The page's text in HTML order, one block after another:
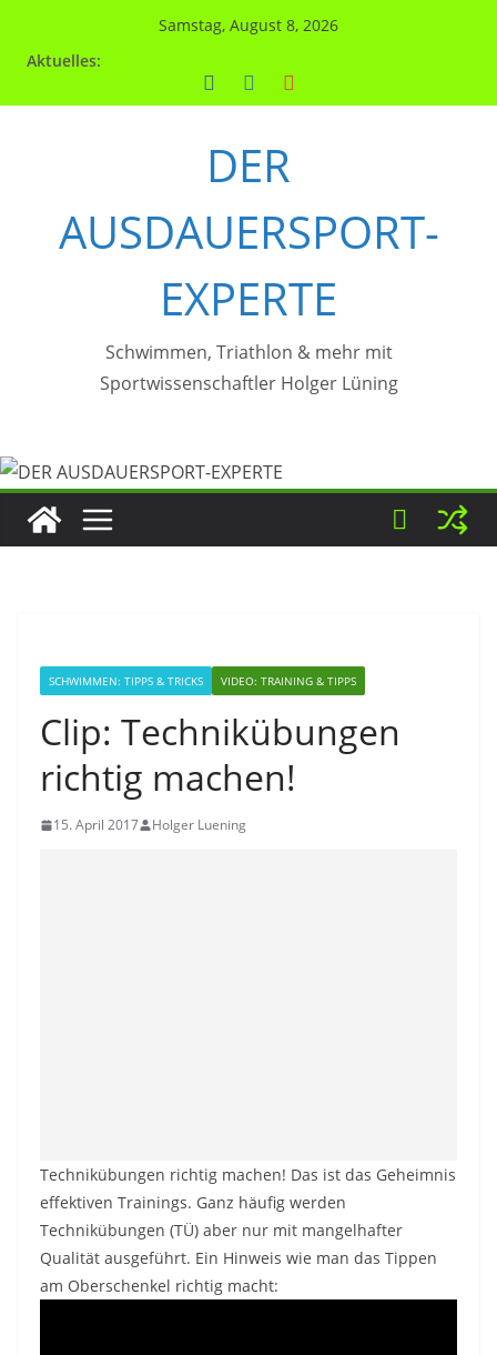
Samstag, August 8, 2026
Aktuelles:
DER
AUSDAUERSPORT-
EXPERTE
Schwimmen, Triathlon & mehr mit
Sportwissenschaftler Holger Lüning
SCHWIMMEN: TIPPS & TRICKS VIDEO: TRAINING & TIPPS
Clip: Technikübungen
richtig machen!
15. April 2017 Holger Luening
Technikübungen richtig machen! Das ist das Geheimnis
effektiven Trainings. Ganz häufig werden
Technikübungen (TÜ) aber nur mit mangelhafter
Qualität ausgeführt. Ein Hinweis wie man das Tippen
am Oberschenkel richtig macht: